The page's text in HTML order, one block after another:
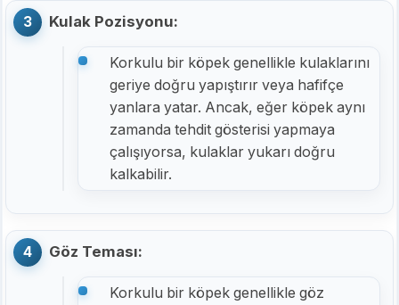
Kulak Pozisyonu:
Korkulu bir köpek genellikle kulaklarını
geriye doğru yapıştırır veya hafifçe
yanlara yatar. Ancak, eğer köpek aynı
zamanda tehdit gösterisi yapmaya
çalışıyorsa, kulaklar yukarı doğru
kalkabilir.
Göz Teması:
Korkulu bir köpek genellikle göz